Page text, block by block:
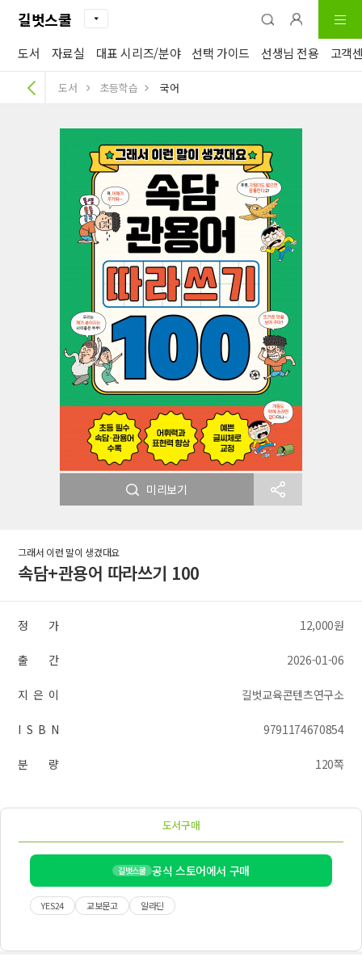
길벗스쿨
도서 자료실 대표 시리즈/분야 선택 가이드 선생님 전용 고객
도서 초등학습 국어
미리보기
그래서 이런 말이 생겼대요
속담+관용어 따라쓰기 100
정 가 12,000원
출 간 2026-01-06
지 은 이 길벗교육콘텐츠연구소
I S B N 9791174670854
분 량 120쪽
도서구매
길벗스쿨 공식 스토어에서 구매
YES24 교보문고 알라딘